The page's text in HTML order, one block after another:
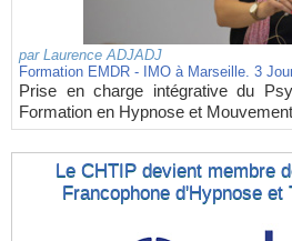
par Laurence ADJADJ
Formation EMDR - IMO à Marseille. 3
Prise en charge intégrative du
Formation en Hypnose et
Le CHTIP devient membre
Francophone d'Hypnose et